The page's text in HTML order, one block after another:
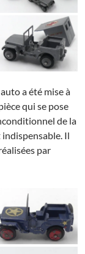
a été mise à
qui se pose
de la
indispensable. Il
par